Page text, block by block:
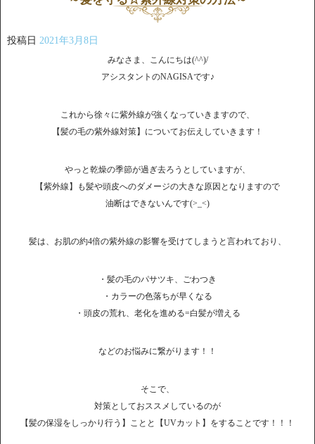
投稿日 2021年3月8日
みなさま、こんにちは(^^)/
アシスタントのNAGISAです♪
これから徐々に紫外線が強くなっていきますので、
【髪の毛の紫外線対策】についてお伝えしていきます！
やっと乾燥の季節が過ぎ去ろうとしていますが、
【紫外線】も髪や頭皮へのダメージの大きな原因となりますので
油断はできないんです(>_<)
髪は、お肌の約4倍の紫外線の影響を受けてしまうと言われており、
・髪の毛のパサツキ、ごわつき
・カラーの色落ちが早くなる
・頭皮の荒れ、老化を進める=白髪が増える
などのお悩みに繋がります！！
そこで、
対策としておススメしているのが
【髪の保湿をしっかり行う】ことと【UVカット】をすることです！！！